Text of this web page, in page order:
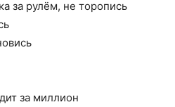
за рулём, не торопись
за миллион